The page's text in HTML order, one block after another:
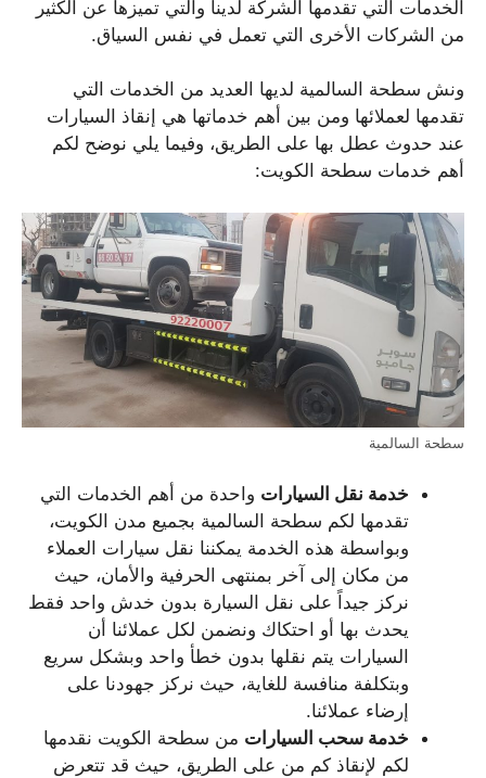
الخدمات التي تقدمها الشركة لدينا والتي تميزها عن الكثير
من الشركات الأخرى التي تعمل في نفس السياق.
ونش سطحة السالمية لديها العديد من الخدمات التي
تقدمها لعملائها ومن بين أهم خدماتها هي إنقاذ السيارات
عند حدوث عطل بها على الطريق، وفيما يلي نوضح لكم
أهم خدمات سطحة الكويت:
سطحة السالمية
خدمة نقل السيارات واحدة من أهم الخدمات التي
تقدمها لكم سطحة السالمية بجميع مدن الكويت،
وبواسطة هذه الخدمة يمكننا نقل سيارات العملاء
من مكان إلى آخر بمنتهى الحرفية والأمان، حيث
نركز جيداً على نقل السيارة بدون خدش واحد فقط
يحدث بها أو احتكاك ونضمن لكل عملائنا أن
السيارات يتم نقلها بدون خطأ واحد وبشكل سريع
وبتكلفة منافسة للغاية، حيث نركز جهودنا على
إرضاء عملائنا.
خدمة سحب السيارات من سطحة الكويت نقدمها
لكم لإنقاذ كم من على الطريق، حيث قد تتعرض